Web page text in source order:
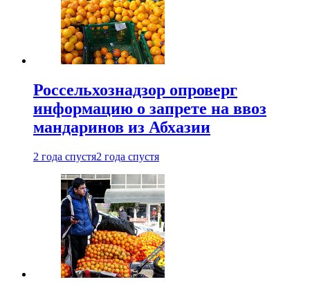
Россельхознадзор опроверг
информацию о запрете на ввоз
мандаринов из Абхазии
2 года спустя2 года спустя